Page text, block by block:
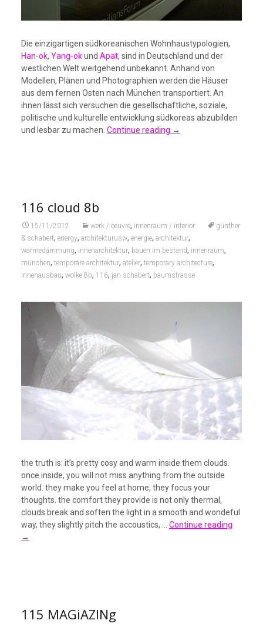
Die einzigartigen südkoreanischen Wohnhaustypologien,
Han-ok, Yang-okund Apat, sind in Deutschland und der
westlichen Welt weitgehend unbekannt. Anhand von
Modellen, Plänen und Photographien werden die Häuser
aus dem fernen Osten nach München transportiert. An
ihnen lässt sich versuchen die gesellschaftliche, soziale,
politische und kulturelle entwicklung südkoreas abzubilden
und lesbar zu machen. Continue reading →
116 cloud 8b
15/11/2012 werk / oeuvre, innenraum / interior
günther
& schabert, energy, architekturusw, energie, architektur,
wärmedämmung, innenarchitektur, bauen im bestand, innenraum,
münchen, temporäre architektur, atelier, temporary architecture,
innenausbau, wolke 8b, 116, jan schabert, baumstrasse
the truth is: it’s pretty cosy and warm inside them clouds.
once inside, you will not miss anything from the outside
world. they make you feel at home, they focus your
thoughts. the comfort they provide is not only thermal,
clouds break and soften the light in a smooth and wondeful
way, they slightly pitch the accoustics, … Continue reading
→
115 MAGiAZINg